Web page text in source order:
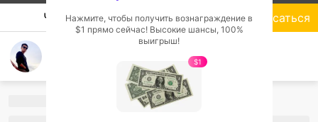
Чат Стример
nay lintun's Live Channel
Подписаться
Нажмите, чтобы получить вознаграждение в
$1 прямо сейчас! Высокие шансы, 100%
выигрыш!
$1